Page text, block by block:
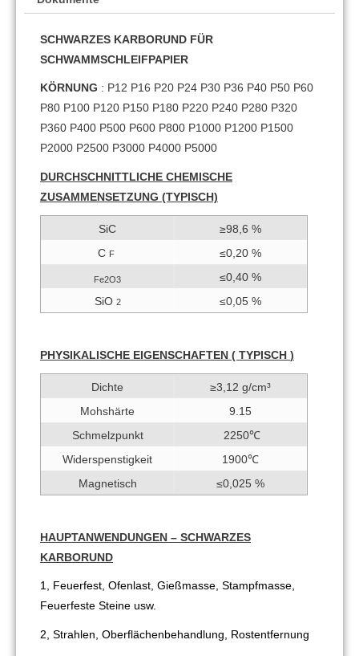
SCHWARZES KARBORUND FÜR
SCHWAMMSCHLEIFPAPIER
KÖRNUNG : P12 P16 P20 P24 P30 P36 P40 P50 P60
P80 P100 P120 P150 P180 P220 P240 P280 P320
P360 P400 P500 P600 P800 P1000 P1200 P1500
P2000 P2500 P3000 P4000 P5000
DURCHSCHNITTLICHE CHEMISCHE
ZUSAMMENSETZUNG (TYPISCH)
SiC
≥98,6 %
C F ≤0,20 %
Fe2O3
≤0,40 %
SiO 2 ≤0,05 %
PHYSIKALISCHE EIGENSCHAFTEN ( TYPISCH )
Dichte
≥3,12 g/cm³
Mohshärte
9.15
Schmelzpunkt
2250℃
Widerspenstigkeit
1900℃
Magnetisch
≤0,025 %
HAUPTANWENDUNGEN – SCHWARZES
KARBORUND
1, Feuerfest, Ofenlast, Gießmasse, Stampfmasse,
Feuerfeste Steine ​​usw.
2, Strahlen, Oberflächenbehandlung, Rostentfernung